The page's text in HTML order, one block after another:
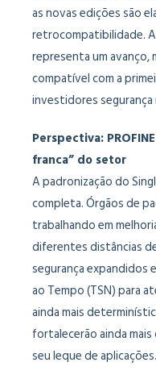
as novas edições são
retrocompatibilidade. A
representa um
compatível com a
investidores
Perspectiva:
franca” do setor
A padronização do
completa. Órgãos de
trabalhando em
diferentes distâncias
segurança expandidos
ao Tempo (TSN) para
ainda mais
fortalecerão ainda mais
seu leque de aplicações.